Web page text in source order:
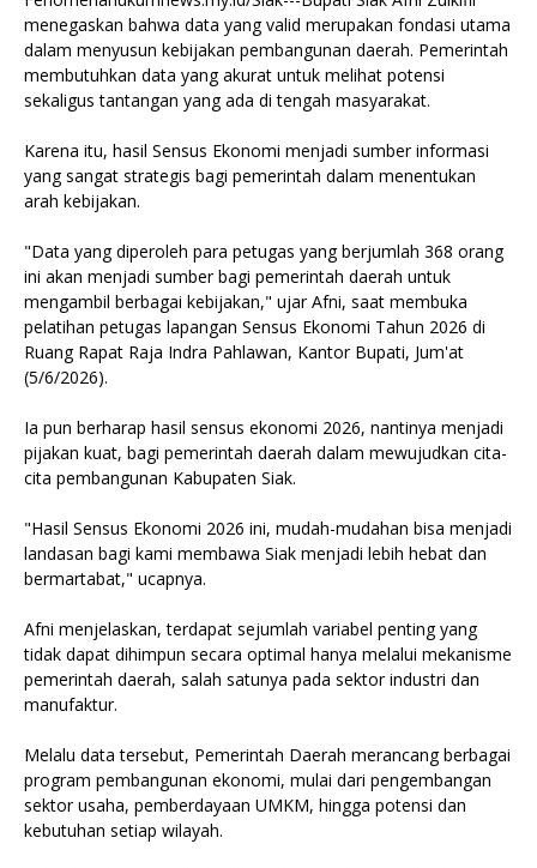
menegaskan bahwa data yang valid merupakan fondasi utama
dalam menyusun kebijakan pembangunan daerah. Pemerintah
membutuhkan data yang akurat untuk melihat potensi
sekaligus tantangan yang ada di tengah masyarakat.
Karena itu, hasil Sensus Ekonomi menjadi sumber informasi
yang sangat strategis bagi pemerintah dalam menentukan
arah kebijakan.
"Data yang diperoleh para petugas yang berjumlah 368 orang
ini akan menjadi sumber bagi pemerintah daerah untuk
mengambil berbagai kebijakan," ujar Afni, saat membuka
pelatihan petugas lapangan Sensus Ekonomi Tahun 2026 di
Ruang Rapat Raja Indra Pahlawan, Kantor Bupati, Jum'at
(5/6/2026).
Ia pun berharap hasil sensus ekonomi 2026, nantinya menjadi
pijakan kuat, bagi pemerintah daerah dalam mewujudkan cita-
cita pembangunan Kabupaten Siak.
"Hasil Sensus Ekonomi 2026 ini, mudah-mudahan bisa menjadi
landasan bagi kami membawa Siak menjadi lebih hebat dan
bermartabat," ucapnya.
Afni menjelaskan, terdapat sejumlah variabel penting yang
tidak dapat dihimpun secara optimal hanya melalui mekanisme
pemerintah daerah, salah satunya pada sektor industri dan
manufaktur.
Melalu data tersebut, Pemerintah Daerah merancang berbagai
program pembangunan ekonomi, mulai dari pengembangan
sektor usaha, pemberdayaan UMKM, hingga potensi dan
kebutuhan setiap wilayah.